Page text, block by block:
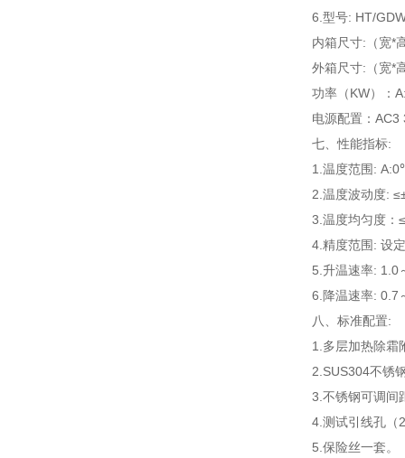
6.型号: HT/
内箱尺寸:（宽*
外箱尺寸:（宽*
功率（KW）：
电源配置：AC3
七、性能指标:
1.温度范围:
2.温度波动度:
3.温度均匀度：
4.精度范围: 设
5.升温速率:
6.降温速率: 0.7
八、标准配置:
1.多层加热除霜
2.SUS304不锈
3.不锈钢可调间
4.测试引线孔（
5.保险丝一套。